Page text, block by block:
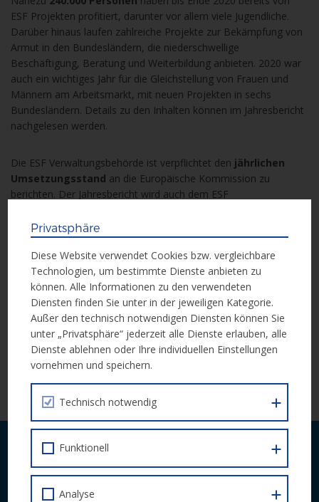
ESF Projekten profitiert, darunter vor allem viele Jugendliche.
Darüber hinaus laufen zahlreiche Projekte zur Bekämpfung von
Armut in den Bundesländern, die niederschwellige
Beschäftigung, Beratung und Weiterbildung anbieten. 2020 war
auch ein wichtiges Jahr für die Gleichstellung von Frauen und
Männern am Arbeitsmarkt, mit neuen Projekten in sechs
Bundesländern. Details zu den Inhalten können im Jahresbericht
nachgelesen werden.
Die ESF Verwaltungsbehörde ist verpflichtet den jährlichen
Umsetzungsstand an die Europäische Kommission zu
berichten. Der Jahresbericht wird auch dem ESF
Konsultationsprozess von der Europäischen Kommission
angenommen.
Der vollständigeJahresdurchführungsbericht 2020
zum Download.
Die Info für Bürgerinnen und Bürger 2020 (pdf) ist eine
kurze Zusammenfassung zum Bericht.
Laufende Neuigkeiten zu Calls und
Veranstaltungen bequem per E-Mail.
Privatsphäre
Diese Website verwendet Cookies bzw. vergleichbare
Technologien, um bestimmte Dienste anbieten zu
können. Alle Informationen zu den verwendeten
Diensten finden Sie unter in der jeweiligen Kategorie.
Außer den technisch notwendigen Diensten können Sie
unter „Privatsphäre“ jederzeit alle Dienste erlauben, alle
Dienste ablehnen oder Ihre individuellen Einstellungen
vornehmen und speichern.
Technisch notwendig
Funktionell
Analyse